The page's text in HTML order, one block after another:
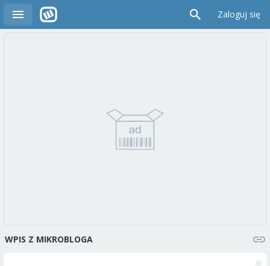
Zaloguj się
WPIS Z MIKROBLOGA